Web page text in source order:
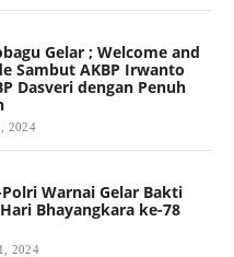
Gelar ; Welcome and
Sambut AKBP Irwanto
Dasveri dengan Penuh
2024
Warnai Gelar Bakti
Bhayangkara ke-78
2024